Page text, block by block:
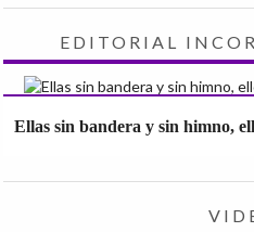
EDITORIAL
Ellas sin bandera y sin himno,